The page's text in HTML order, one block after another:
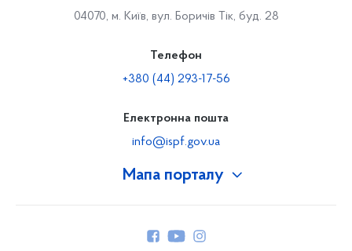
Мапа порталу
04070, м. Київ, вул. Боричів Тік, буд. 28
Телефон
+380 (44) 293-17-56
Електронна пошта
info@ispf.gov.ua